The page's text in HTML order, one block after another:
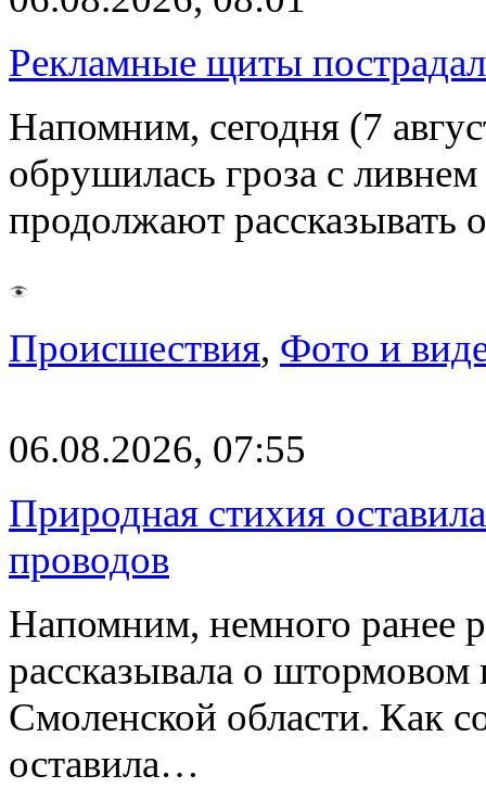
Рекламные щиты
Напомним, сегодня (7
обрушилась гроза с
продолжают рассказывать
Происшествия, Фото и
06.08.2026, 07:55
Природная стихия
проводов
Напомним, немного ранее
рассказывала о
Смоленской области. Как
оставила…